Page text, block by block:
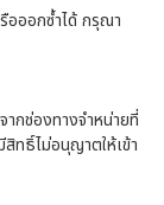
อออกซ้ำได้ กรุณา
กช่องทางจำหน่ายที่
ทธิ์ไม่อนุญาตให้เข้า